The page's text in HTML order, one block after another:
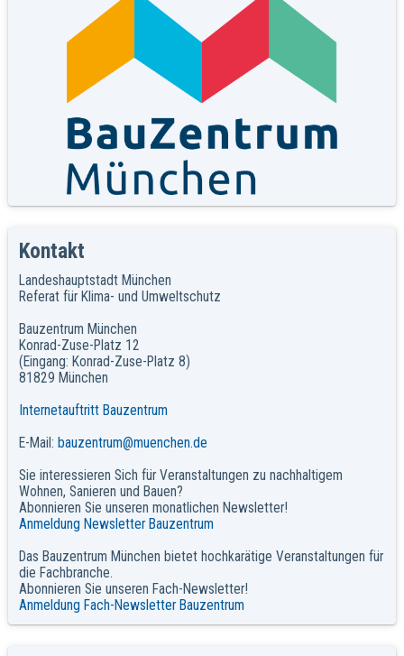
Kontakt
Landeshauptstadt München
Referat für Klima- und Umweltschutz
Bauzentrum München
Konrad-Zuse-Platz 12
(Eingang: Konrad-Zuse-Platz 8)
81829 München
Internetauftritt Bauzentrum
E-Mail: bauzentrum@muenchen.de
Sie interessieren Sich für Veranstaltungen zu nachhaltigem
Wohnen, Sanieren und Bauen?
Abonnieren Sie unseren monatlichen Newsletter!
Anmeldung Newsletter Bauzentrum
Das Bauzentrum München bietet hochkarätige Veranstaltungen für
die Fachbranche.
Abonnieren Sie unseren Fach-Newsletter!
Anmeldung Fach-Newsletter Bauzentrum